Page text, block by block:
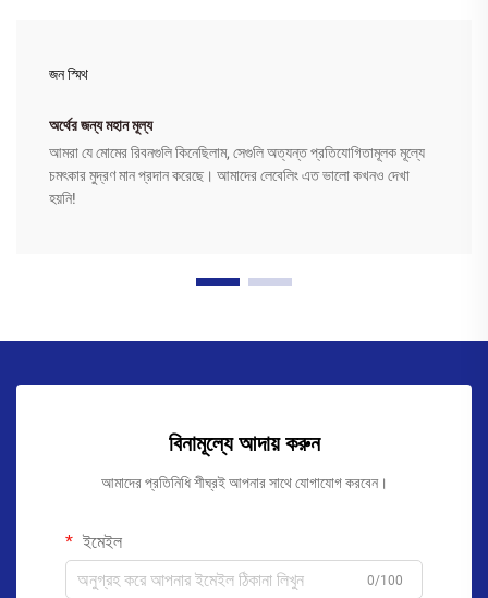
জন স্মিথ
অর্থের জন্য মহান মূল্য
আমরা যে মোমের রিবনগুলি কিনেছিলাম, সেগুলি অত্যন্ত প্রতিযোগিতামূলক মূল্যে
চমৎকার মুদ্রণ মান প্রদান করেছে। আমাদের লেবেলিং এত ভালো কখনও দেখা
হয়নি!
বিনামূল্যে আদায় করুন
আমাদের প্রতিনিধি শীঘ্রই আপনার সাথে যোগাযোগ করবেন।
ইমেইল
0/100